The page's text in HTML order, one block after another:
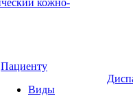
Пациенту
Виды